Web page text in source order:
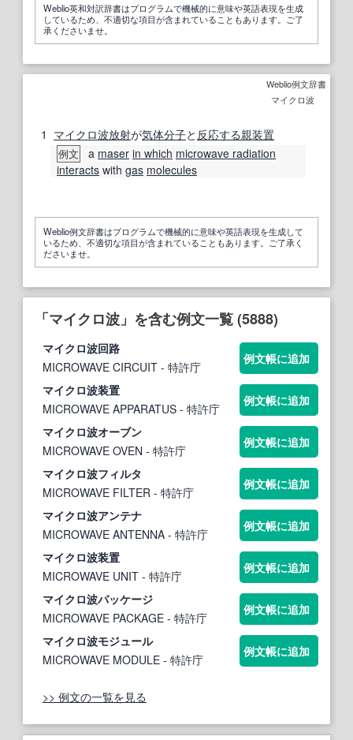
Weblio英和対訳辞書はプログラムで機械的に意味や英語表現を生成
しているため、不適切な項目が含まれていることもあります。ご了
承くださいませ。
Weblio例文辞書
マイクロ波
1 マイクロ波放射が気体分子と 反応する親装置
例文 a maser in which microwave radiation
interacts with gas molecules
Weblio例文辞書はプログラムで機械的に意味や英語表現を生成して
いるため、不適切な項目が含まれていることもあります。ご了承く
ださいませ。
「マイクロ波」を含む例文一覧 (5888)
マイクロ波回路
MICROWAVE CIRCUIT - 特許庁
例文帳に追加
マイクロ波装置
MICROWAVE APPARATUS - 特許庁
例文帳に追加
マイクロ波オーブン
MICROWAVE OVEN - 特許庁
例文帳に追加
マイクロ波フィルタ
MICROWAVE FILTER - 特許庁
例文帳に追加
マイクロ波アンテナ
MICROWAVE ANTENNA - 特許庁
例文帳に追加
マイクロ波装置
MICROWAVE UNIT - 特許庁
例文帳に追加
マイクロ波パッケージ
MICROWAVE PACKAGE - 特許庁
例文帳に追加
マイクロ波モジュール
MICROWAVE MODULE - 特許庁
例文帳に追加
>> 例文の一覧を見る